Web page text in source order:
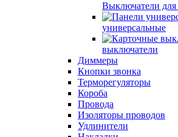
Выключатели
универсальные
выключатели
Диммеры
Кнопки звонка
Терморегуляторы
Короба
Провода
Изоляторы проводов
Удлинители